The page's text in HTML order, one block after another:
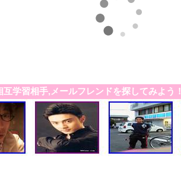
学習相手,メールフレンドを探してみよう！